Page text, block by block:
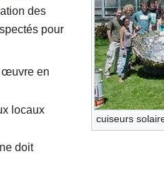
cuiseurs
des
pour
œuvre en
locaux
doit